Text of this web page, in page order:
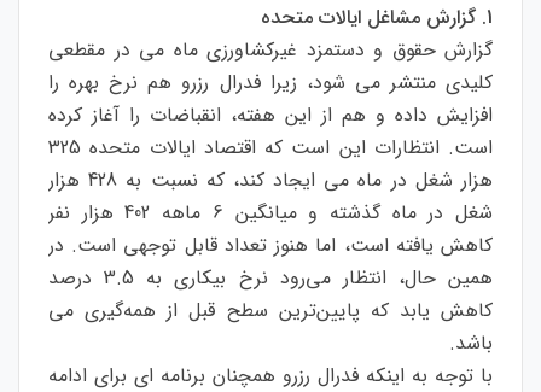
1. گزارش مشاغل ایالات متحده
گزارش حقوق و دستمزد غیرکشاورزی ماه می در مقطعی
کلیدی منتشر می شود، زیرا فدرال رزرو هم نرخ بهره را
افزایش داده و هم از این هفته، انقباضات را آغاز کرده
است. انتظارات این است که اقتصاد ایالات متحده 325
هزار شغل در ماه می ایجاد کند، که نسبت به 428 هزار
شغل در ماه گذشته و میانگین 6 ماهه 402 هزار نفر
کاهش یافته است، اما هنوز تعداد قابل توجهی است. در
همین حال، انتظار می‌رود نرخ بیکاری به 3.5 درصد
کاهش یابد که پایین‌ترین سطح قبل از همه‌گیری می
باشد.
با توجه به اینکه فدرال رزرو همچنان برنامه ای برای ادامه